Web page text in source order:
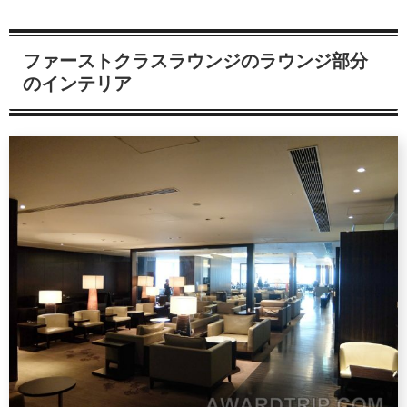
ファーストクラスラウンジのラウンジ部分
のインテリア